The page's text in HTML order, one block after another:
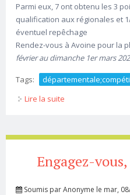
Parmi eux, 7 ont obtenu les 3
qualification aux régionales et
éventuel repêchage
Rendez-vous à Avoine pour la
février au dimanche 1er mars
Tags:
Lire la suite
Engagez-
Soumis parAnonyme le mar,